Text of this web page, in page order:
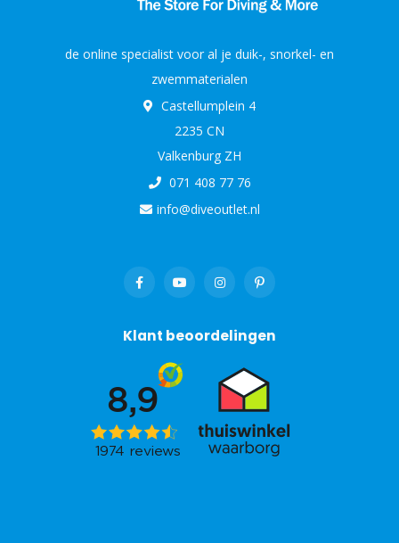
de online specialist voor al je duik-, snorkel- en
zwemmaterialen
Castellumplein 4
2235 CN
Valkenburg ZH
071 408 77 76
info@diveoutlet.nl
Klant beoordelingen